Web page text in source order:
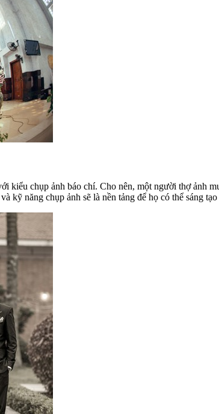
kiểu chụp ảnh báo chí. Cho nên, một người thợ ảnh
kỹ năng chụp ảnh sẽ là nền tảng để họ có thể sáng